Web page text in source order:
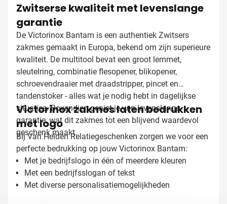
Zwitserse kwaliteit met levenslange
garantie
De Victorinox Bantam is een authentiek Zwitsers
zakmes gemaakt in Europa, bekend om zijn superieure
kwaliteit. De multitool bevat een groot lemmet,
sleutelring, combinatie flesopener, blikopener,
schroevendraaier met draadstripper, pincet en
tandenstoker - alles wat je nodig hebt in dagelijkse
situaties. Bovendien geniet je van levenslange
garantie, wat dit zakmes tot een blijvend waardevol
geschenk maakt.
Victorinox zakmes laten bedrukken
met logo
Bij Van Helden Relatiegeschenken zorgen we voor een
perfecte bedrukking op jouw Victorinox Bantam:
Met je bedrijfslogo in één of meerdere kleuren
Met een bedrijfsslogan of tekst
Met diverse personalisatiemogelijkheden